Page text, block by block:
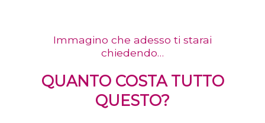
Immagino che adesso ti starai
chiedendo…
QUANTO COSTA TUTTO
QUESTO?